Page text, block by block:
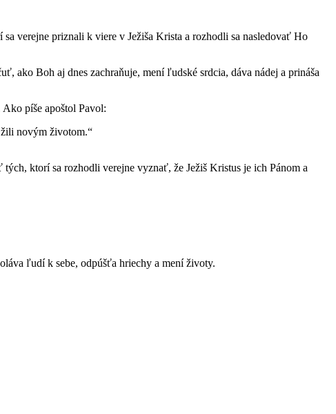
verejne priznali k viere v Ježiša Krista a rozhodli sa nasledovať Ho
ako Boh aj dnes zachraňuje, mení ľudské srdcia, dáva nádej a prináša
píše apoštol Pavol:
novým životom.“
ktorí sa rozhodli verejne vyznať, že Ježiš Kristus je ich Pánom a
ľudí k sebe, odpúšťa hriechy a mení životy.